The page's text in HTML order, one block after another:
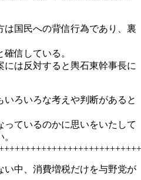
は国民への背信行為であり、裏
信している。
は反対すると輿石東幹事長に
ろいろな考えや判断があると
っているのかに思いをいたして
い中、消費増税だけを与野党が